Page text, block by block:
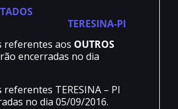
TERESINA-PI
referentes aos OUTROS
encerradas no dia
referentes TERESINA – PI
no dia 05/09/2016.